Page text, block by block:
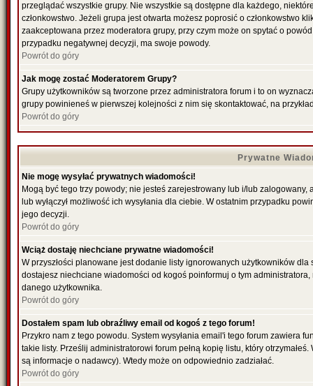
przeglądać wszystkie grupy. Nie wszystkie są dostępne dla każdego,
członkowstwo. Jeżeli grupa jest otwarta możesz poprosić o członkowstwo
zaakceptowana przez moderatora grupy, przy czym może on spytać o
przypadku negatywnej decyzji, ma swoje powody.
Powrót do góry
Jak mogę zostać Moderatorem Grupy?
Grupy użytkowników są tworzone przez administratora forum i to on
grupy powinieneś w pierwszej kolejności z nim się skontaktować, na
Powrót do góry
Prywatne
Nie mogę wysyłać prywatnych wiadomości!
Mogą być tego trzy powody; nie jesteś zarejestrowany lub i/lub zalogowany,
lub wyłączył możliwość ich wysyłania dla ciebie. W ostatnim przypadku
jego decyzji.
Powrót do góry
Wciąż dostaję niechciane prywatne wiadomości!
W przyszłości planowane jest dodanie listy ignorowanych użytkowników
dostajesz niechciane wiadomości od kogoś poinformuj o tym
danego użytkownika.
Powrót do góry
Dostałem spam lub obraźliwy email od kogoś z tego forum!
Przykro nam z tego powodu. System wysyłania email'i tego forum zawiera
takie listy. Prześlij administratorowi forum pełną kopię listu, który
są informacje o nadawcy). Wtedy może on odpowiednio zadziałać.
Powrót do góry